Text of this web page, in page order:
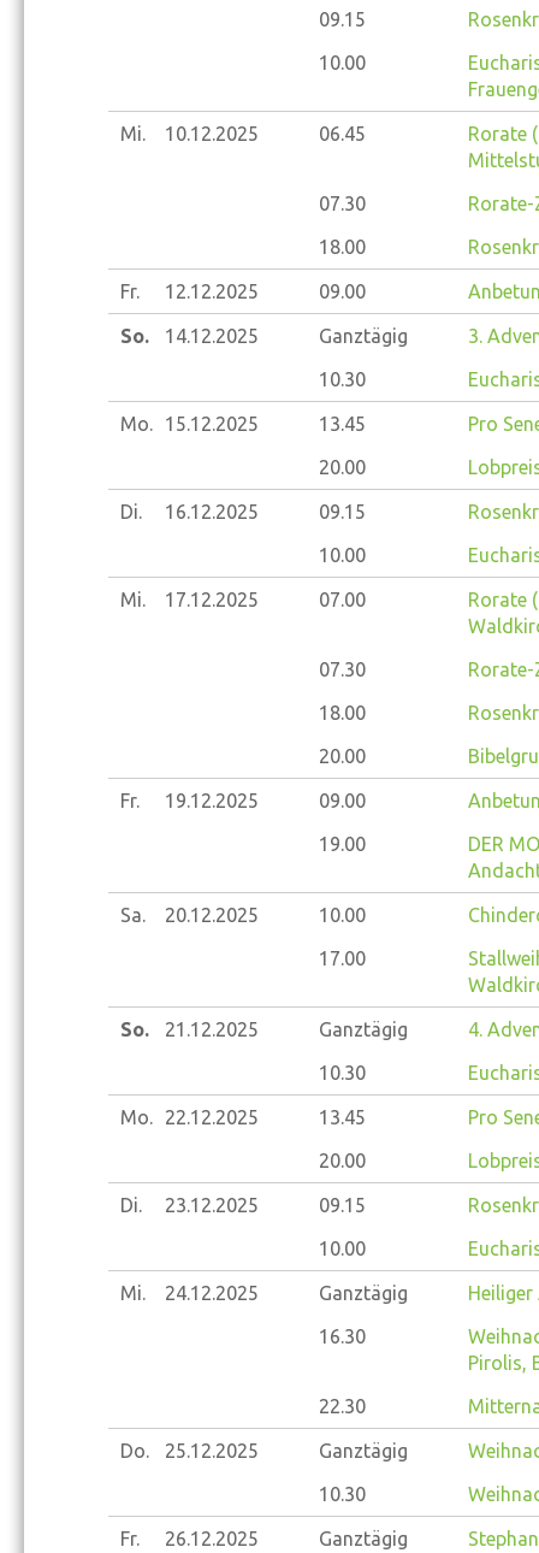
09.15
10.00
Mi. 10.12.2025 06.45
Rorate
07.30
18.00
Fr. 12.12.2025 09.00
So. 14.12.2025 Ganztägig
3.
10.30
Mo. 15.12.2025 13.45
Pro
20.00
Di. 16.12.2025 09.15
10.00
Mi. 17.12.2025 07.00
Rorate
07.30
18.00
20.00
Fr. 19.12.2025 09.00
19.00
DER
Sa. 20.12.2025 10.00
17.00
So. 21.12.2025 Ganztägig
4.
10.30
Mo. 22.12.2025 13.45
Pro
20.00
Di. 23.12.2025 09.15
10.00
Mi. 24.12.2025 Ganztägig
Heiliger
16.30
Pirolis,
22.30
Do. 25.12.2025 Ganztägig
10.30
Fr. 26.12.2025 Ganztägig